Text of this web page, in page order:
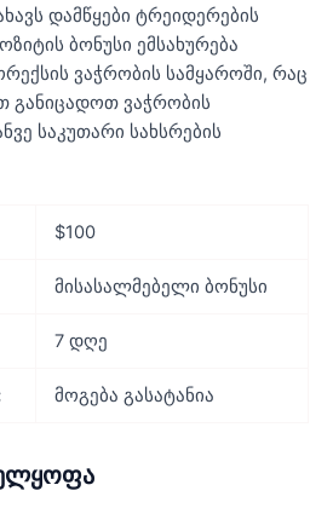
დამწყები ტრეიდერების
ბონუსი ემსახურება
ვაჭრობის სამყაროში, რაც
განიცადოთ ვაჭრობის
საკუთარი სახსრების
$100
მისასალმებელი ბონუსი
7 დღე
მოგება გასატანია